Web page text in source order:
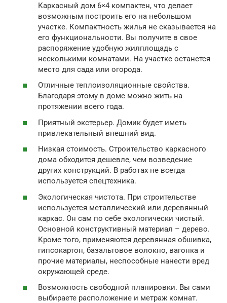
Каркасный дом 6×4 компактен, что делает
возможным построить его на небольшом
участке. Компактность жилья не сказывается на
его функциональности. Вы получите в свое
распоряжение удобную жилплощадь с
несколькими комнатами. На участке останется
место для сада или огорода.
Отличные теплоизоляционные свойства.
Благодаря этому в доме можно жить на
протяжении всего года.
Приятный экстерьер. Домик будет иметь
привлекательный внешний вид.
Низкая стоимость. Строительство каркасного
дома обходится дешевле, чем возведение
других конструкций. В работах не всегда
используется спецтехника.
Экологическая чистота. При строительстве
используется металлический или деревянный
каркас. Он сам по себе экологически чистый.
Основной конструктивный материал – дерево.
Кроме того, применяются деревянная обшивка,
гипсокартон, базальтовое волокно, вагонка и
прочие материалы, неспособные нанести вред
окружающей среде.
Возможность свободной планировки. Вы сами
выбираете расположение и метраж комнат.